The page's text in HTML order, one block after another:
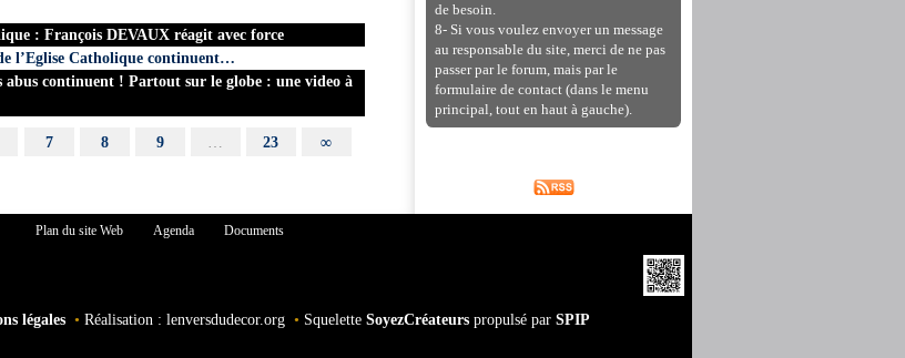
: François DEVAUX réagit avec force
l’Eglise Catholique continuent…
abus continuent ! Partout sur le globe : une video à
7 8 9 23 ∞
de besoin.
8- Si vous voulez envoyer un message
au responsable du site, merci de ne pas
passer par le forum, mais par le
formulaire de contact (dans le menu
principal, tout en haut à gauche).
Plan du site Web Agenda Documents
légales • Réalisation : lenversdudecor.org • Squelette SoyezCréateurspropulsé par SPIP